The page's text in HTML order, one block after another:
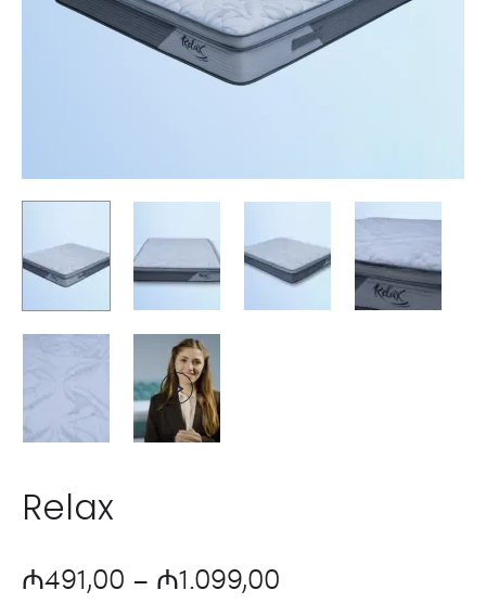
Relax
₼491,00 – ₼1.099,00